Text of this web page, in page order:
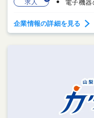
企業情報の詳細を見る